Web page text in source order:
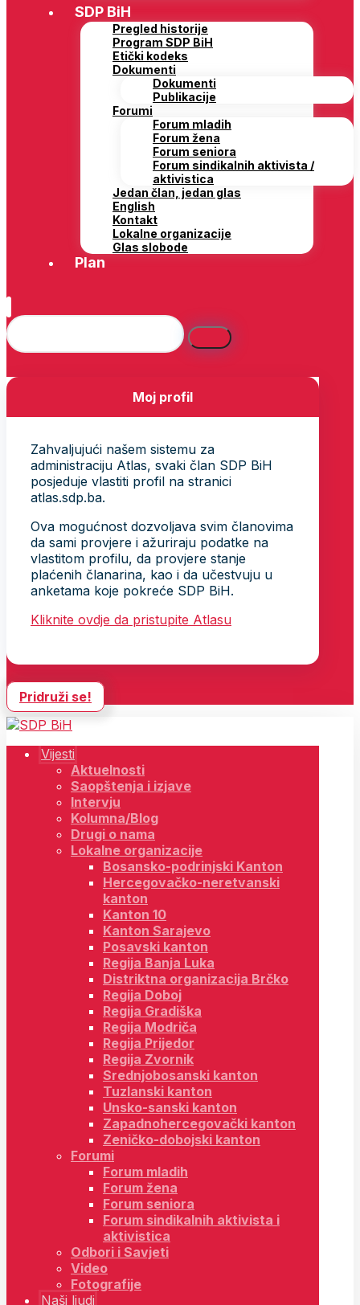
SDP BiH
Pregled historije
Program SDP BiH
Etički kodeks
Dokumenti
Dokumenti
Publikacije
Forumi
Forum mladih
Forum žena
Forum seniora
Forum sindikalnih aktivista /
aktivistica
Jedan član, jedan glas
English
Kontakt
Lokalne organizacije
Glas slobode
Plan
Moj profil
Zahvaljujući našem sistemu za
administraciju Atlas, svaki član SDP BiH
posjeduje vlastiti profil na stranici
atlas.sdp.ba.
Ova mogućnost dozvoljava svim članovima
da sami provjere i ažuriraju podatke na
vlastitom profilu, da provjere stanje
plaćenih članarina, kao i da učestvuju u
anketama koje pokreće SDP BiH.
Kliknite ovdje da pristupite Atlasu
Pridruži se!
Vijesti
Aktuelnosti
Saopštenja i izjave
Intervju
Kolumna/Blog
Drugi o nama
Lokalne organizacije
Bosansko-podrinjski Kanton
Hercegovačko-neretvanski
kanton
Kanton 10
Kanton Sarajevo
Posavski kanton
Regija Banja Luka
Distriktna organizacija Brčko
Regija Doboj
Regija Gradiška
Regija Modriča
Regija Prijedor
Regija Zvornik
Srednjobosanski kanton
Tuzlanski kanton
Unsko-sanski kanton
Zapadnohercegovački kanton
Zeničko-dobojski kanton
Forumi
Forum mladih
Forum žena
Forum seniora
Forum sindikalnih aktivista i
aktivistica
Odbori i Savjeti
Video
Fotografije
Naši ljudi